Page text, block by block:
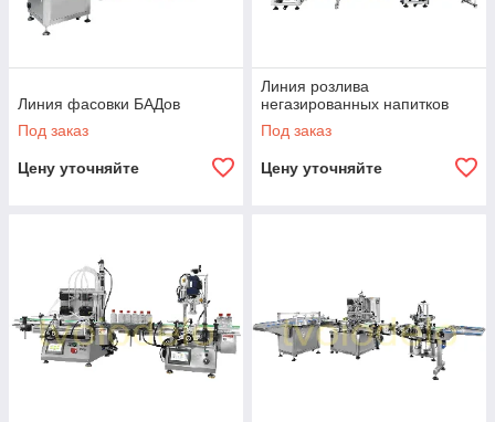
Линия фасовки БАДов
Под заказ
Цену уточняйте
Линия розлива
негазированных напитков
Под заказ
Цену уточняйте